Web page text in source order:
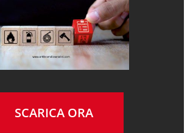
SCARICA ORA